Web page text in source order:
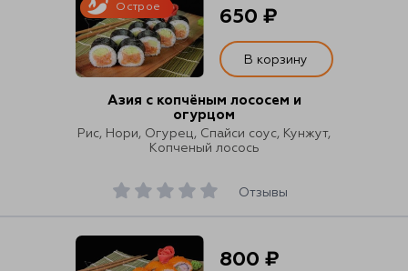
Острое
Отзывы
Азия с копчёным лососем и
огурцом
Рис, Нори, Огурец, Спайси соус, Кунжут,
Копченый лосось
650 ₽
В корзину
800 ₽